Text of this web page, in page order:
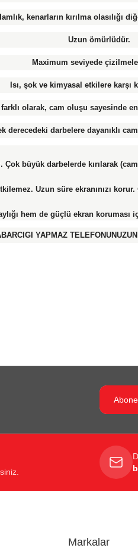
kenarların kırılma olasılığı
Uzun ömürlüdür.
Maximum seviyede
Isı, şok ve kimyasal etkilere karşı
olarak, cam oluşu sayesinde
darbelere dayanıklı
büyük darbelerde kırılarak
Uzun süre ekranınızı
hem de güçlü ekran koruması
YAPMAZ
Markalar